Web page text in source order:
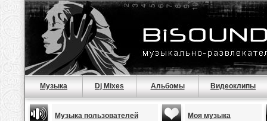
Музыка Dj Mixes Альбомы Видеоклипы
Музыка пользователей Моя музыка